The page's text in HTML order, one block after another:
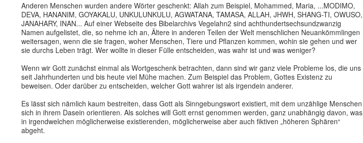
Anderen Menschen wurden andere Wörter geschenkt: Allah zum Beispiel, Mohammed, Maria, ...MODIMO,
DEVA, HANANIM, GOYAKALU, UNKULUNKULU, AGWATANA, TAMASA, ALLAH, JHWH, SHANG-TI, OWUSO,
JANAHARY, INAN... Auf einer Webseite des Bibelarchivs Vegelahn2 sind achthundertsechsundzwanzig
Namen aufgelistet, die, so nehme ich an, Ältere in anderen Teilen der Welt menschlichen Neuankömmlingen
weitersagen, wenn die sie fragen, woher Menschen, Tiere und Pflanzen kommen, wohin sie gehen und wer
sie durchs Leben trägt. Wer wollte in dieser Fülle entscheiden, was wahr ist und was weniger?
Wenn wir Gott zunächst einmal als Wortgeschenk betrachten, dann sind wir ganz viele Probleme los, die uns
seit Jahrhunderten und bis heute viel Mühe machen. Zum Beispiel das Problem, Gottes Existenz zu
beweisen. Oder darüber zu entscheiden, welcher Gott wahrer ist als irgendein anderer.
Es lässt sich nämlich kaum bestreiten, dass Gott als Sinngebungswort existiert, mit dem unzählige Menschen
sich in ihrem Dasein orientieren. Als solches will Gott ernst genommen werden, ganz unabhängig davon, was
in irgendwelchen möglicherweise existierenden, möglicherweise aber auch fiktiven „höheren Sphären“
abgeht.